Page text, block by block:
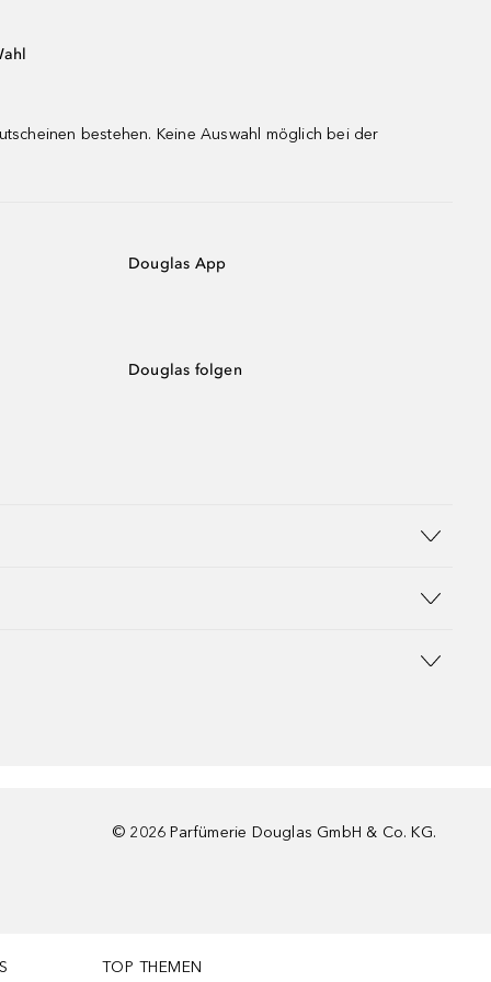
bestehen. Keine Auswahl möglich bei der
Douglas App
Douglas folgen
© 2026 Parfümerie Douglas GmbH & Co. KG.
TOP THEMEN